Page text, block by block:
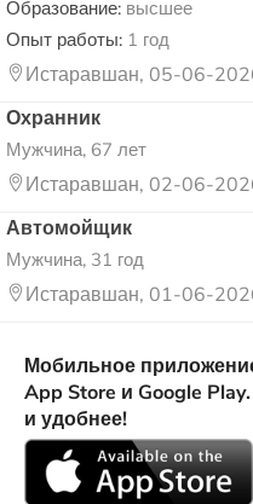
Образование: высшее
Опыт работы: 1 год
Истаравшан, 05-06-
Охранник
Мужчина, 67 лет
Истаравшан, 02-06-
Автомойщик
Мужчина, 31 год
Истаравшан, 01-06-
Мобильное
App Store и Google
и удобнее!